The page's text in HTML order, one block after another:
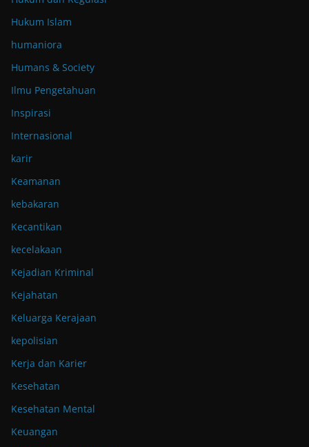
Hukum Islam
humaniora
Humans & Society
Ilmu Pengetahuan
Inspirasi
Internasional
karir
Keamanan
kebakaran
Kecantikan
kecelakaan
Kejadian Kriminal
Kejahatan
Keluarga Kerajaan
kepolisian
Kerja dan Karier
Kesehatan
Kesehatan Mental
Keuangan